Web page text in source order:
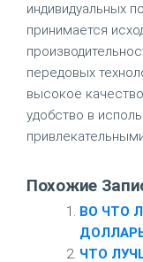
индивидуальных
принимается
передовых
высокое
удобство в
Похожие
ВО ЧТО
ЧТО